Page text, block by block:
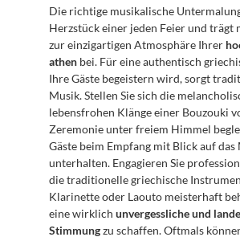
Die richtige musikalische
Herzstück einer jeden Feier und trägt
zur einzigartigen Atmosphäre Ihrer
athen bei. Für eine authentisch
Ihre Gäste begeistern wird, sorgt
Musik. Stellen Sie sich die
lebensfrohen Klänge einer Bouzouki
Zeremonie unter freiem Himmel
Gäste beim Empfang mit Blick auf das
unterhalten. Engagieren Sie
die traditionelle griechische
Klarinette oder Laouto meisterhaft
eine wirklich unvergessliche und
Stimmung zu schaffen. Oftmals